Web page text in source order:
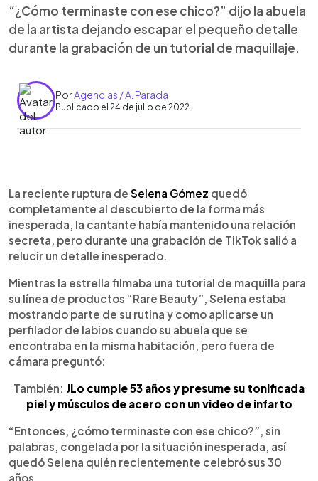
“¿Cómo terminaste con ese chico?” dijo la abuela
de la artista dejando escapar el pequeño detalle
durante la grabación de un tutorial de maquillaje.
PorAgencias / A. Parada
Publicado el 24 de julio de 2022
► Escuchar artículo
La reciente ruptura de Selena Gómez quedó
completamente al descubierto de la forma más
inesperada, la cantante había mantenido una relación
secreta, pero durante una grabación de TikTok salió a
relucir un detalle inesperado.
Mientras la estrella filmaba una tutorial de maquilla para
su línea de productos “Rare Beauty”, Selena estaba
mostrando parte de su rutina y como aplicarse un
perfilador de labios cuando su abuela que se
encontraba en la misma habitación, pero fuera de
cámara preguntó:
También: JLo cumple 53 años y presume su tonificada
piel y músculos de acero con un video de infarto
“Entonces, ¿cómo terminaste con ese chico?”, sin
palabras, congelada por la situación inesperada, así
quedó Selena quién recientemente celebró sus 30
años.